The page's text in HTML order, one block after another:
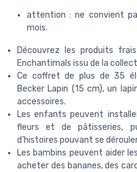
attention : ne convient
mois.
Découvrez les produits
Enchantimals issu de la
Ce coffret de plus de 35
Becker Lapin (15 cm), un
accessoires.
Les enfants peuvent
fleurs et de pâtisseries,
d’histoires pouvant se
Les bambins peuvent aider
acheter des bananes, des